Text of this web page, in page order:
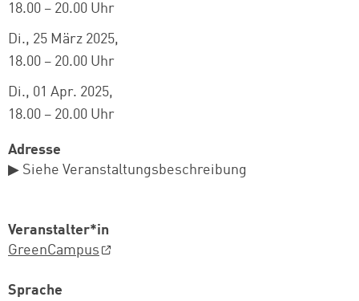
18.00 – 20.00 Uhr
Di., 25 März 2025
18.00 – 20.00 Uhr
Di., 01 Apr. 2025
18.00 – 20.00 Uhr
Adresse
▶ Siehe Veranstaltungsbeschreibung
Veranstalter*in
GreenCampus
Sprache